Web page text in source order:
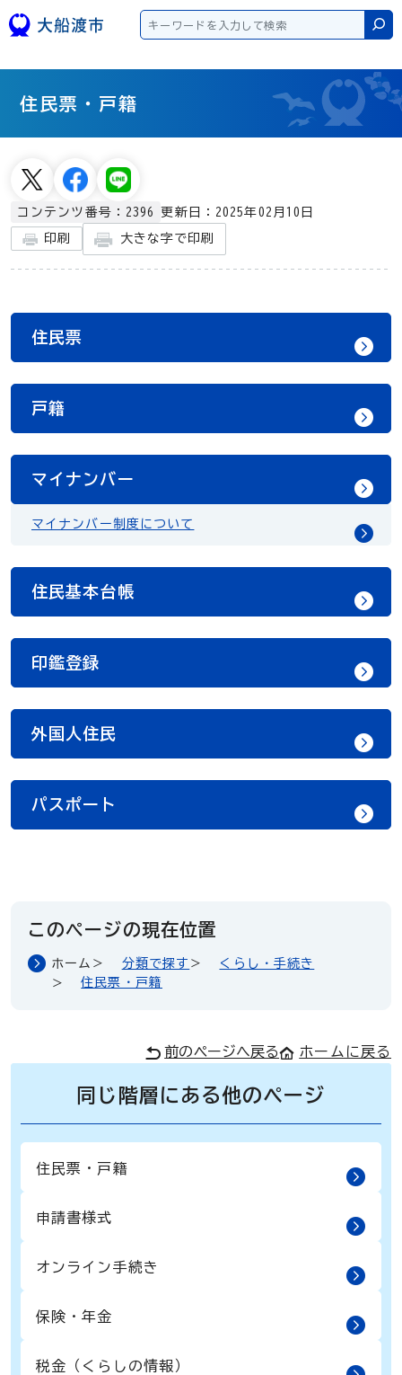
検索
住民票・戸籍
コンテンツ番号：2396 更新日：2025年02月10日
印刷 大きな字で印刷
住民票
戸籍
マイナンバー
マイナンバー制度について
住民基本台帳
印鑑登録
外国人住民
パスポート
このページの現在位置
ホーム 分類で探す
くらし・手続き
住民票・戸籍
前のページへ戻る ホームに戻る
同じ階層にある他のページ
住民票・戸籍
申請書様式
オンライン手続き
保険・年金
税金（くらしの情報）